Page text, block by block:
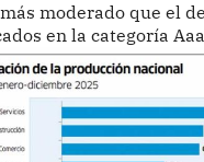
moderado que el
en la categoría